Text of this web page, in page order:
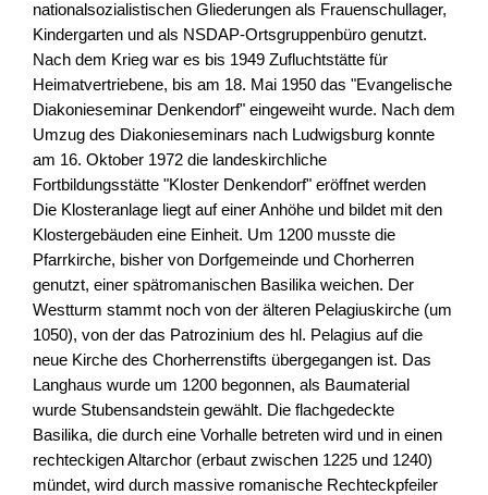
nationalsozialistischen Gliederungen als Frauenschullager,
Kindergarten und als NSDAP-Ortsgruppenbüro genutzt.
Nach dem Krieg war es bis 1949 Zufluchtstätte für
Heimatvertriebene, bis am 18. Mai 1950 das "Evangelische
Diakonieseminar Denkendorf" eingeweiht wurde. Nach dem
Umzug des Diakonieseminars nach Ludwigsburg konnte
am 16. Oktober 1972 die landeskirchliche
Fortbildungsstätte "Kloster Denkendorf" eröffnet werden
Die Klosteranlage liegt auf einer Anhöhe und bildet mit den
Klostergebäuden eine Einheit. Um 1200 musste die
Pfarrkirche, bisher von Dorfgemeinde und Chorherren
genutzt, einer spätromanischen Basilika weichen. Der
Westturm stammt noch von der älteren Pelagiuskirche (um
1050), von der das Patrozinium des hl. Pelagius auf die
neue Kirche des Chorherrenstifts übergegangen ist. Das
Langhaus wurde um 1200 begonnen, als Baumaterial
wurde Stubensandstein gewählt. Die flachgedeckte
Basilika, die durch eine Vorhalle betreten wird und in einen
rechteckigen Altarchor (erbaut zwischen 1225 und 1240)
mündet, wird durch massive romanische Rechteckpfeiler